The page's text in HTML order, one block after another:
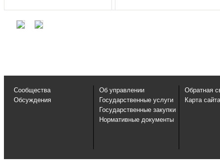
Сообщества
Обсуждения
Об управлении
Государственные услуги
Государственные закупки
Нормативные документы
Обратная
Карта